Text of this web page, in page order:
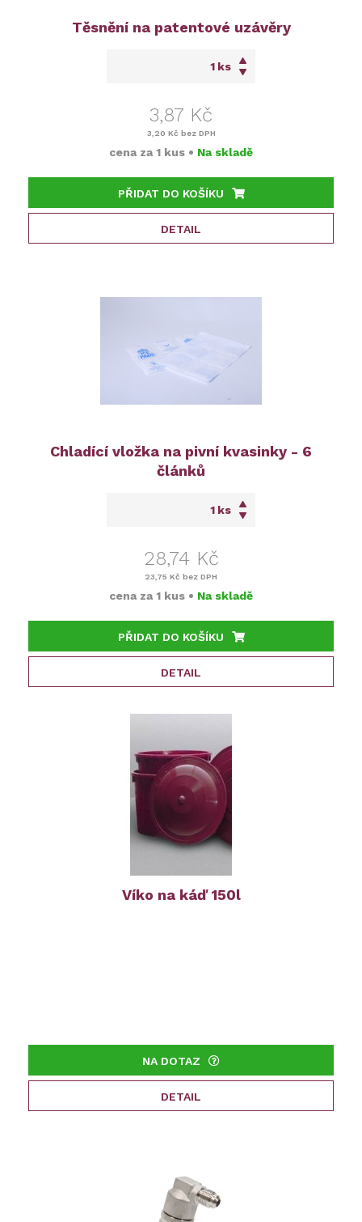
Těsnění na patentové uzávěry
ks
3,87 Kč
3,20 Kč bez DPH
cena za 1 kus • Na skladě
PŘIDAT DO KOŠÍKU
DETAIL
Chladící vložka na pivní kvasinky - 6
článků
ks
28,74 Kč
23,75 Kč bez DPH
cena za 1 kus • Na skladě
PŘIDAT DO KOŠÍKU
DETAIL
Víko na káď 150l
NA DOTAZ
DETAIL